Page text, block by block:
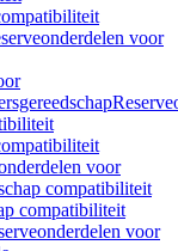
voor
voor
compatibiliteit
compatibiliteit
voor